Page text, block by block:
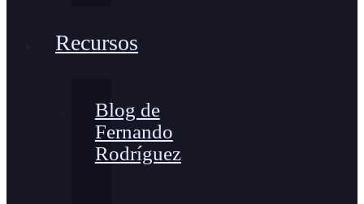
Recursos
Blog de
Fernando
Rodríguez